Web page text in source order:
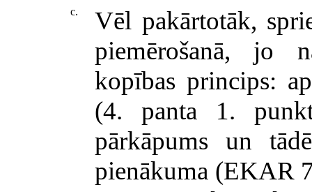
c.
Vēl pakārtotāk,
piemērošanā, jo
kopības princips:
(4. panta 1.
pārkāpums un
pienākuma (EKAR